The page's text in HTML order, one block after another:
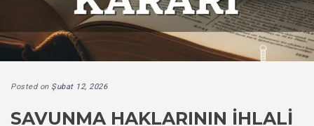
Posted on Şubat 12, 2026
SAVUNMA HAKLARININ İHLALI